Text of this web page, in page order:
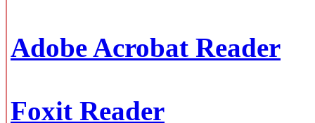
Adobe Acrobat Reader
Foxit Reader